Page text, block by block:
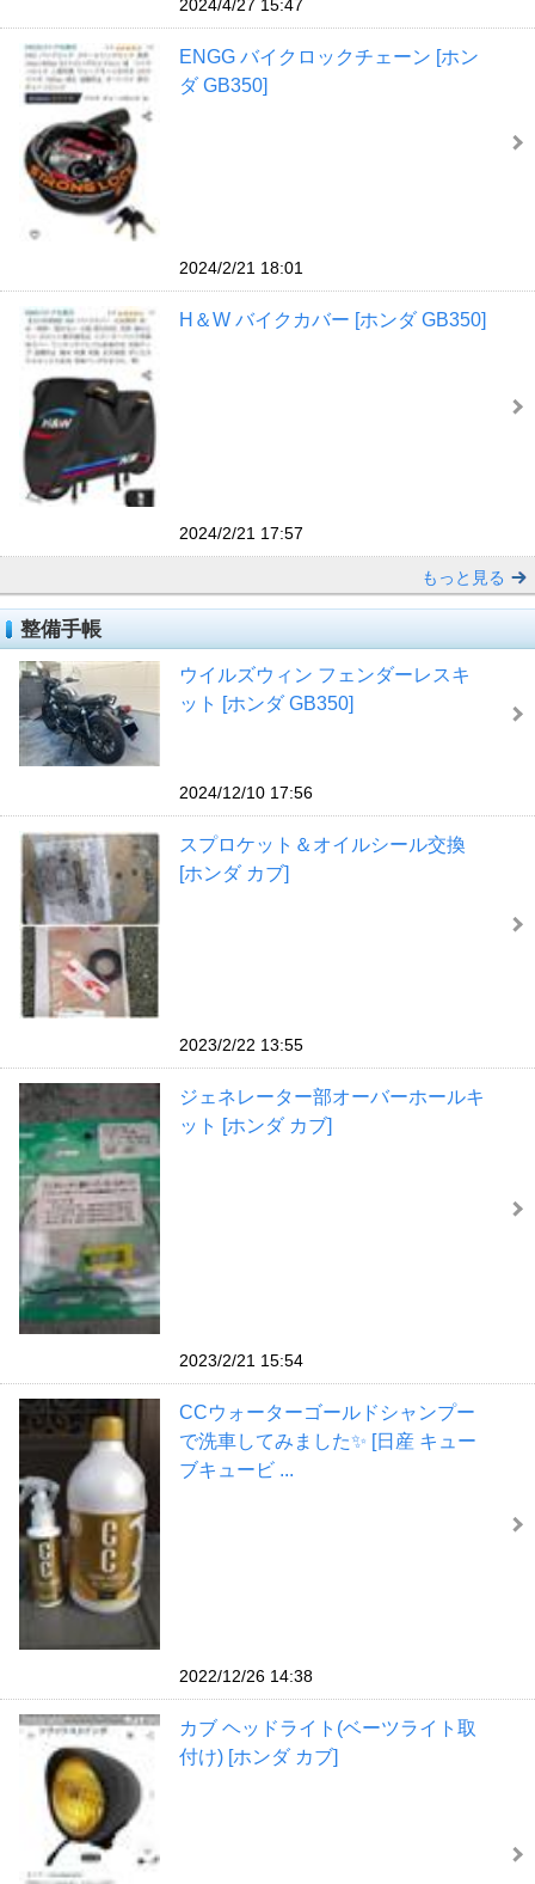
2024/4/27 15:47
ENGG バイクロックチェーン [ホン
ダ GB350]
2024/2/21 18:01
H＆W バイクカバー [ホンダ GB350]
2024/2/21 17:57
もっと見る
整備手帳
ウイルズウィン フェンダーレスキ
ット [ホンダ GB350]
2024/12/10 17:56
スプロケット＆オイルシール交換
[ホンダ カブ]
2023/2/22 13:55
ジェネレーター部オーバーホールキ
ット [ホンダ カブ]
2023/2/21 15:54
CCウォーターゴールドシャンプー
で洗車してみました✨ [日産 キュー
ブキュービ ...
2022/12/26 14:38
カブ ヘッドライト(ベーツライト取
付け) [ホンダ カブ]